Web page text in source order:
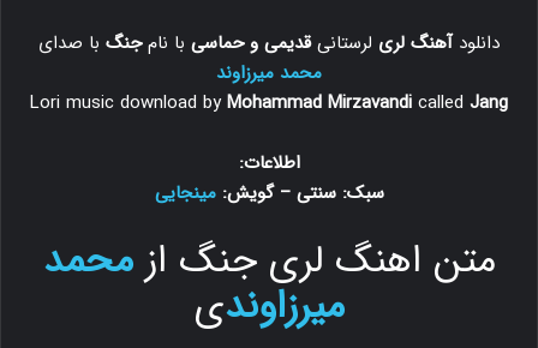
دانلودآهنگ لری لرستانیقدیمی و حماسی با نامجنگ با صدای
محمد میرزاوند
Lori music download byMohammad Mirzavandi called Jang
اطلاعات:
سبک: سنتی – گویش:مینجایی
متن اهنگ لری جنگ ازمحمد
میرزاوندی